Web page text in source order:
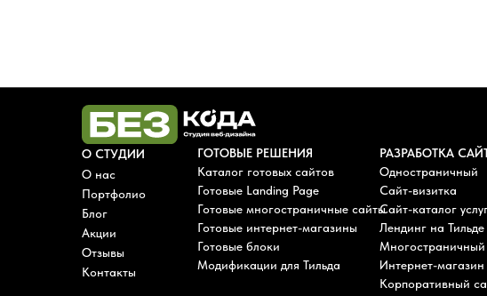
О СТУДИИ
О нас
Портфолио
Блог
Акции
Отзывы
Контакты
ГОТОВЫЕ РЕШЕНИЯ
Каталог готовых сайтов
Готовые Landing Page
Готовые многостраничные сайты
Готовые интернет-магазины
Готовые блоки
Модификации для Тильда
РАЗРАБОТКА
Одностраничный
Сайт-визитка
Сайт-каталог
Лендинг на Тильде
Многостраничный
Интернет-магазин
Корпоративный